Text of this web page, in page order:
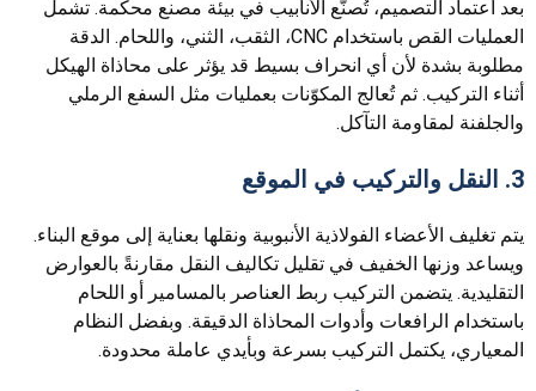
بعد اعتماد التصميم، تُصنّع الأنابيب في بيئة مصنع محكمة. تشمل
العمليات القص باستخدام CNC، الثقب، الثني، واللحام. الدقة
مطلوبة بشدة لأن أي انحراف بسيط قد يؤثر على محاذاة الهيكل
أثناء التركيب. ثم تُعالج المكوّنات بعمليات مثل السفع الرملي
والجلفنة لمقاومة التآكل.
3. النقل والتركيب في الموقع
يتم تغليف الأعضاء الفولاذية الأنبوبية ونقلها بعناية إلى موقع البناء.
ويساعد وزنها الخفيف في تقليل تكاليف النقل مقارنةً بالعوارض
التقليدية. يتضمن التركيب ربط العناصر بالمسامير أو اللحام
باستخدام الرافعات وأدوات المحاذاة الدقيقة. وبفضل النظام
المعياري، يكتمل التركيب بسرعة وبأيدي عاملة محدودة.